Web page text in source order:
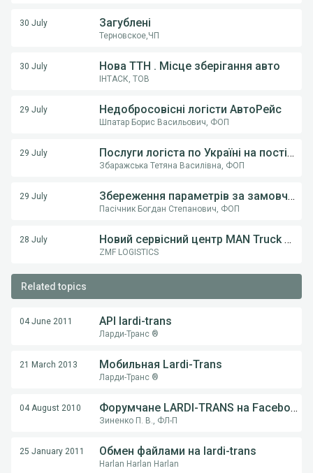
30 July Загублені
Терновское,ЧП
30 July Нова ТТН . Місце зберігання авто
ІНТАСК, ТОВ
29 July Недобросовісні логісти АвтоРейс
Шпатар Борис Васильович, ФОП
29 July Послуги логіста по Україні на постійній основі .
Збаражська Тетяна Василівна, ФОП
29 July Збереження параметрів за замовчуванням (тип транспорту) у пошуку вантажів
Пасічник Богдан Степанович, ФОП
28 July Новий сервісний центр MAN Truck & Bus у Вінниці! ТОВ «Вест Тракс» — офіційний дилер MAN в Україні
ZMF LOGISTICS
Related topics
04 June 2011 API lardi-trans
Ларди-Транс ®
21 March 2013 Мобильная Lardi-Trans
Ларди-Транс ®
04 August 2010 Форумчане LARDI-TRANS на Facebook!
Зиненко П. В., ФЛ-П
25 January 2011 Обмен файлами на lardi-trans
Harlan Harlan Harlan